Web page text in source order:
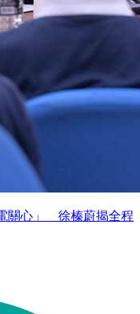
關心」 徐榛蔚揭全程